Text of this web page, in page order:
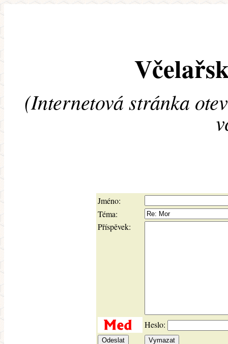
(Internetová stránka
Jméno:
Téma:
Příspěvek:
Heslo: